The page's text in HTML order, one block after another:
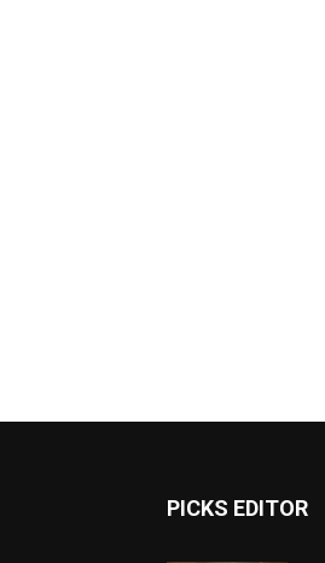
PICKS EDITOR